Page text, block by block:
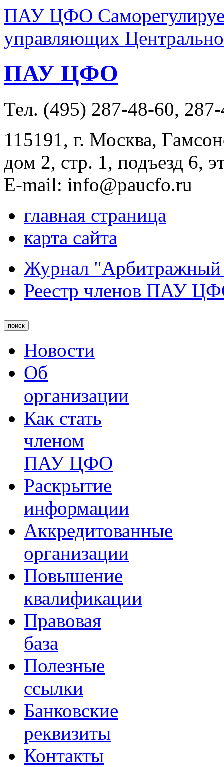
ПАУ ЦФО
управляющих
ПАУ ЦФО
Тел. (495) 287-48-60,
115191, г. Москва,
дом 2, стр. 1, подъезд 6,
E-mail: info@paucfo.ru
главная страница
карта сайта
Журнал
Реестр членов ПАУ
Новости
Об
организации
Как стать
членом
ПАУ ЦФО
Раскрытие
информации
Аккредитованные
организации
Повышение
квалификации
Правовая
база
Полезные
ссылки
Банковские
реквизиты
Контакты